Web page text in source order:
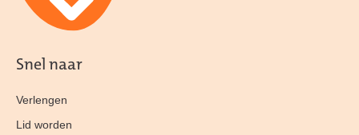
Snel naar
Verlengen
Lid worden